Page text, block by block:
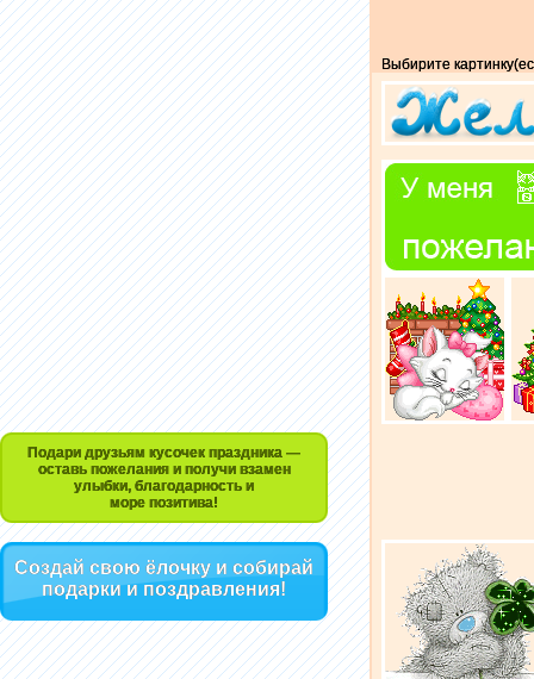
Подари друзьям кусочек праздника —
оставь пожелания и получи взамен
улыбки, благодарность и
море позитива!
Создай свою ёлочку и собирай
подарки и поздравления!
Выбирите